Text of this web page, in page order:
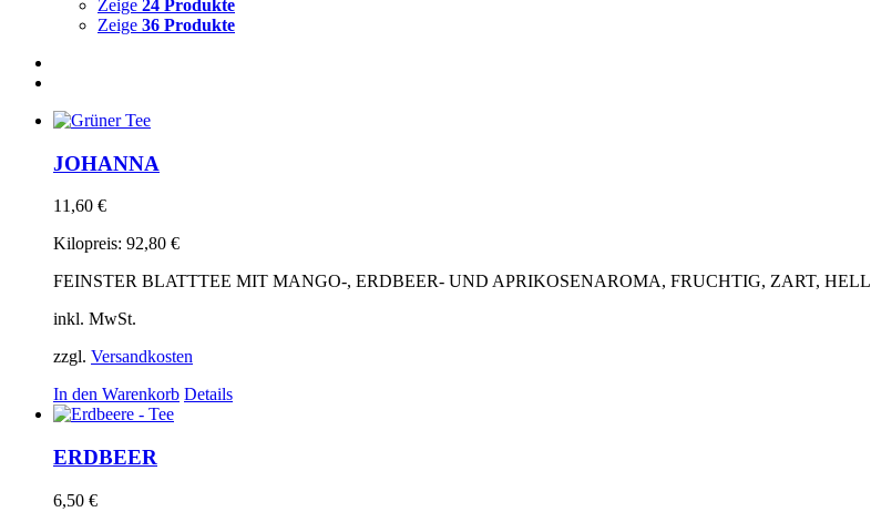
Zeige 24 Produkte
Zeige 36 Produkte
JOHANNA
11,60 €
Kilopreis: 92,80 €
FEINSTER BLATTTEE MIT MANGO-, ERDBEER- UND APRIKOSENAROMA, FRUCHTIG, ZART, HELL
inkl. MwSt.
zzgl. Versandkosten
In den Warenkorb Details
ERDBEER
6,50 €